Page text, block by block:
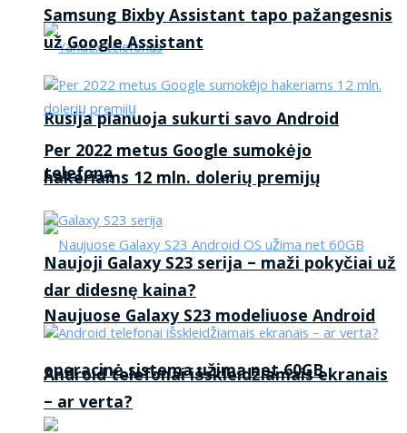
Rusija planuoja sukurti savo Android
telefoną
Naujuose Galaxy S23 modeliuose Android
operacinė sistema užima net 60GB
Samsung Bixby Assistant tapo pažangesnis
už Google Assistant
Per 2022 metus Google sumokėjo
hakeriams 12 mln. dolerių premijų
Naujoji Galaxy S23 serija – maži pokyčiai už
dar didesnę kaina?
Android telefonai išskleidžiamais ekranais
– ar verta?